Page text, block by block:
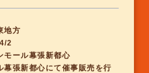
地方
2
モール幕張新都心
幕張新都心にて催事販売を行